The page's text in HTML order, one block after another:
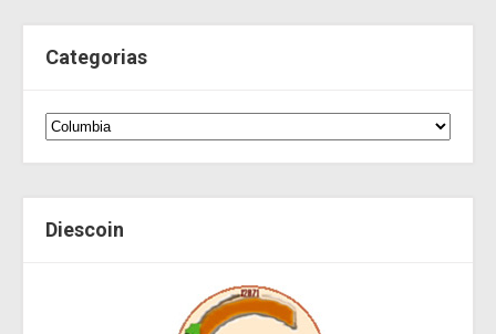
Categorias
Diescoin